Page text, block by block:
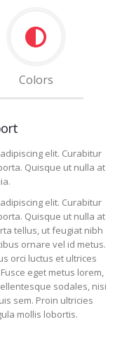
Colors
elit. Curabitur
Quisque ut nulla at
elit. Curabitur
Quisque ut nulla at
tellus, ut feugiat nibh
ornare vel id metus.
orci luctus et ultrices
eget metus lorem,
sodales, nisi
sem. Proin ultricies
mollis lobortis.